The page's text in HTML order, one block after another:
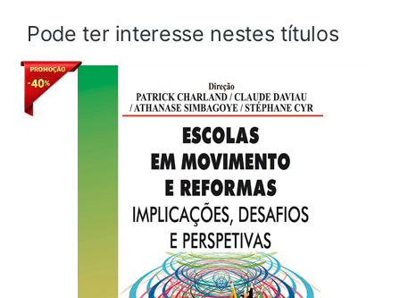
Pode ter interesse nestes títulos